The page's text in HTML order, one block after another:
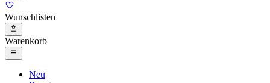
Wunschlisten
Warenkorb
Neu